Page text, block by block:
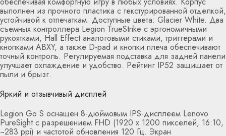
выполнен из прочного пластика с текстурированной отделкой,
устойчивой к отпечаткам. Доступные цвета: Glacier White. Два
съемных контроллера Legion TrueStrike с эргономичными
рукоятками, Hall Effect аналоговыми стиками, триггерами и
кнопками ABXY, а также D-pad и кнопки плеча обеспечивают
точный контроль. Регулируемая подставка для задней панели
улучшает охлаждение и удобство. Рейтинг IP52 защищает от
пыли и брызг.
Яркий и отзывчивый дисплей
Legion Go S оснащен 8-дюймовым IPS-дисплеем Lenovo
PureSight с разрешением FHD (1920 x 1200 пикселей, 16:10,
~283 ppi) и частотой обновления 120 Гц. Экран